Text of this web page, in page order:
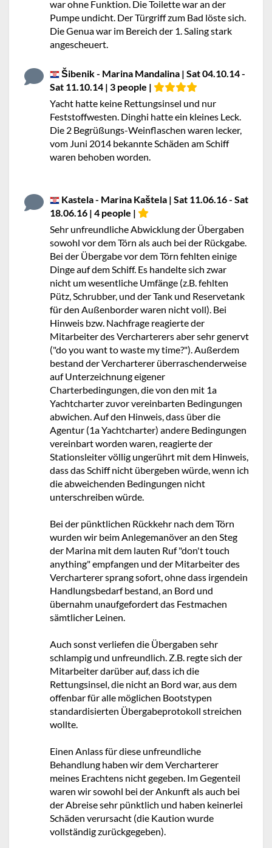
war ohne Funktion. Die Toilette war an der
Pumpe undicht. Der Türgriff zum Bad löste sich.
Die Genua war im Bereich der 1. Saling stark
angescheuert.
Šibenik - Marina Mandalina | Sat 04.10.14 -
Sat 11.10.14 | 3 people |
Yacht hatte keine Rettungsinsel und nur
Feststoffwesten. Dinghi hatte ein kleines Leck.
Die 2 Begrüßungs-Weinflaschen waren lecker,
vom Juni 2014 bekannte Schäden am Schiff
waren behoben worden.
Kastela - Marina Kaštela | Sat 11.06.16 - Sat
18.06.16 | 4 people |
Sehr unfreundliche Abwicklung der Übergaben
sowohl vor dem Törn als auch bei der Rückgabe.
Bei der Übergabe vor dem Törn fehlten einige
Dinge auf dem Schiff. Es handelte sich zwar
nicht um wesentliche Umfänge (z.B. fehlten
Pütz, Schrubber, und der Tank und Reservetank
für den Außenborder waren nicht voll). Bei
Hinweis bzw. Nachfrage reagierte der
Mitarbeiter des Vercharterers aber sehr genervt
("do you want to waste my time?"). Außerdem
bestand der Vercharterer überraschenderweise
auf Unterzeichnung eigener
Charterbedingungen, die von den mit 1a
Yachtcharter zuvor vereinbarten Bedingungen
abwichen. Auf den Hinweis, dass über die
Agentur (1a Yachtcharter) andere Bedingungen
vereinbart worden waren, reagierte der
Stationsleiter völlig ungerührt mit dem Hinweis,
dass das Schiff nicht übergeben würde, wenn ich
die abweichenden Bedingungen nicht
unterschreiben würde.
Bei der pünktlichen Rückkehr nach dem Törn
wurden wir beim Anlegemanöver an den Steg
der Marina mit dem lauten Ruf "don't touch
anything" empfangen und der Mitarbeiter des
Vercharterer sprang sofort, ohne dass irgendein
Handlungsbedarf bestand, an Bord und
übernahm unaufgefordert das Festmachen
sämtlicher Leinen.
Auch sonst verliefen die Übergaben sehr
schlampig und unfreundlich. Z.B. regte sich der
Mitarbeiter darüber auf, dass ich die
Rettungsinsel, die nicht an Bord war, aus dem
offenbar für alle möglichen Bootstypen
standardisierten Übergabeprotokoll streichen
wollte.
Einen Anlass für diese unfreundliche
Behandlung haben wir dem Vercharterer
meines Erachtens nicht gegeben. Im Gegenteil
waren wir sowohl bei der Ankunft als auch bei
der Abreise sehr pünktlich und haben keinerlei
Schäden verursacht (die Kaution wurde
vollständig zurückgegeben).